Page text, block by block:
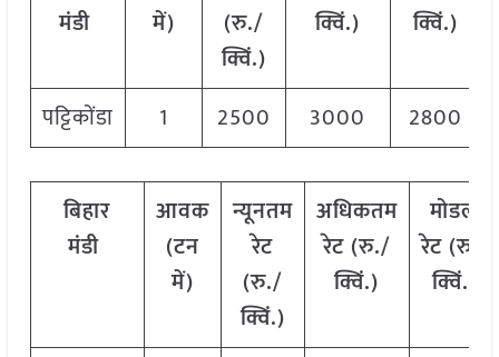
मंडी
में)
(रु./
क्विं.)
क्विं.)
क्विं.)
पट्टिकोंडा 1 2500 3000 2800
बिहार
मंडी
आवक
(टन
में)
न्यूनतम
रेट
(रु./
क्विं.)
अधिकतम
रेट (रु./
क्विं.)
मोडल
रेट (रु./
क्विं.)